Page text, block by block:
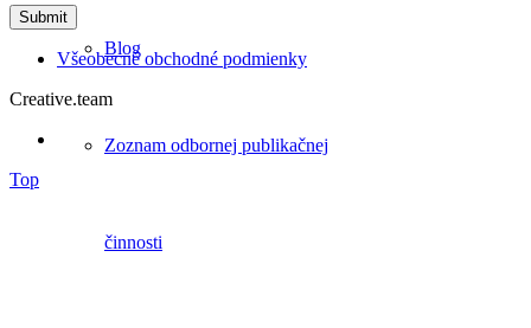
Blog
Zoznam odbornej publikačnej
činnosti
Všeobecné obchodné podmienky
Creative.team
Top